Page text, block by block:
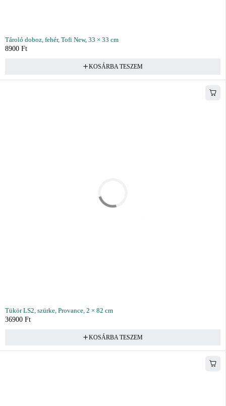
Tároló doboz, fehér, Tofi New, 33 × 33 cm
8900 Ft
KOSÁRBA TESZEM
Tükör LS2, szürke, Provance, 2 × 82 cm
36900 Ft
KOSÁRBA TESZEM